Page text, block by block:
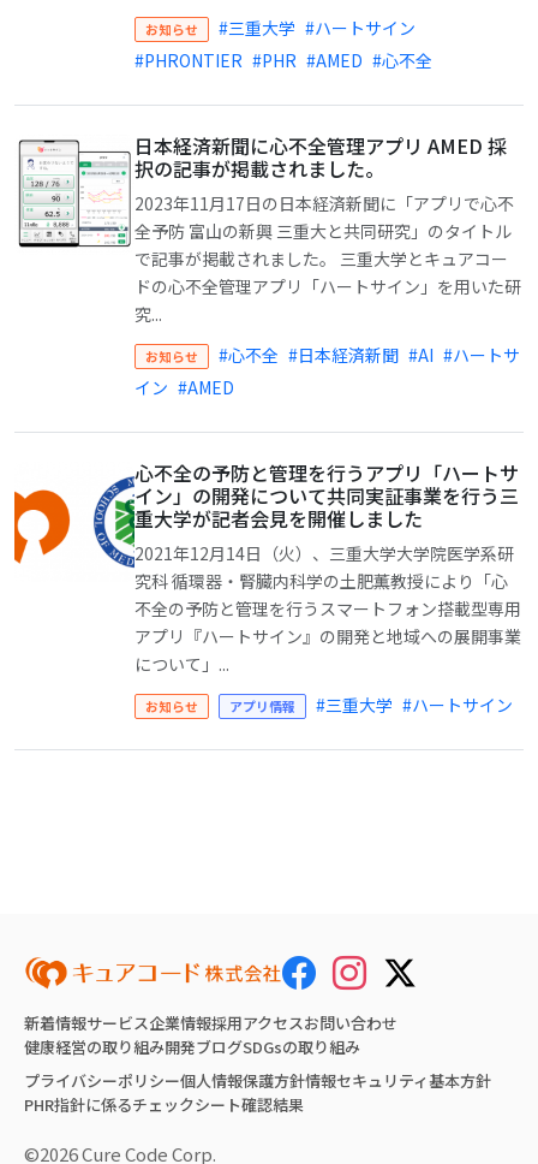
お知らせ #三重大学 #ハートサイン
#PHRONTIER #PHR #AMED #心不全
日本経済新聞に心不全管理アプリ AMED 採
択の記事が掲載されました。
2023年11月17日の日本経済新聞に「アプリで心不
全予防 富山の新興 三重大と共同研究」のタイトル
で記事が掲載されました。 三重大学とキュアコー
ドの心不全管理アプリ「ハートサイン」を用いた研
究...
お知らせ #心不全 #日本経済新聞 #AI #ハートサ
イン #AMED
心不全の予防と管理を行うアプリ「ハートサ
イン」の開発について共同実証事業を行う三
重大学が記者会見を開催しました
2021年12月14日（火）、三重大学大学院医学系研
究科 循環器・腎臓内科学の土肥薫教授により「心
不全の予防と管理を行うスマートフォン搭載型専用
アプリ『ハートサイン』の開発と地域への展開事業
について」...
お知らせ アプリ情報 #三重大学 #ハートサイン
新着情報サービス企業情報採用アクセスお問い合わせ
健康経営の取り組み開発ブログSDGsの取り組み
プライバシーポリシー個人情報保護方針情報セキュリティ基本方針
PHR指針に係るチェックシート確認結果
©2026 Cure Code Corp.